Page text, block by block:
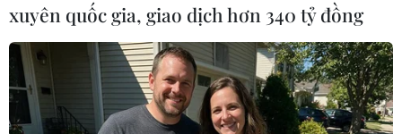
Linh Chi (Vietnam+)
xuyên quốc gia, giao dịch hơn 340 tỷ đồng